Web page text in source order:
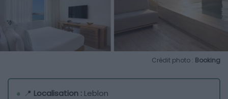
Crédit photo : Booking
📍 Localisation : Leblon